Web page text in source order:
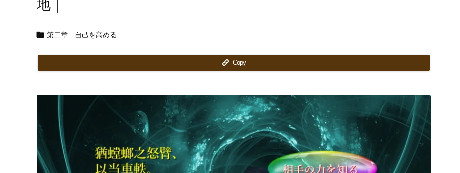
地｜
 第二章 自己を高める
Copy